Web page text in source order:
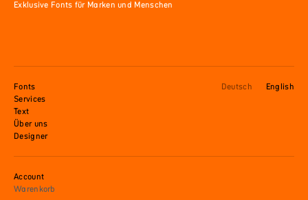
Exklusive Fonts für Marken und Menschen
Fonts
Services
Text
Über uns
Designer
Deutsch English
Account
Warenkorb